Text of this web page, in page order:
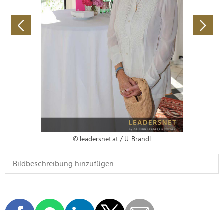
© leadersnet.at / U. Brandl